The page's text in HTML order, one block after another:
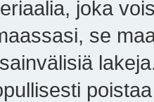
joka
se